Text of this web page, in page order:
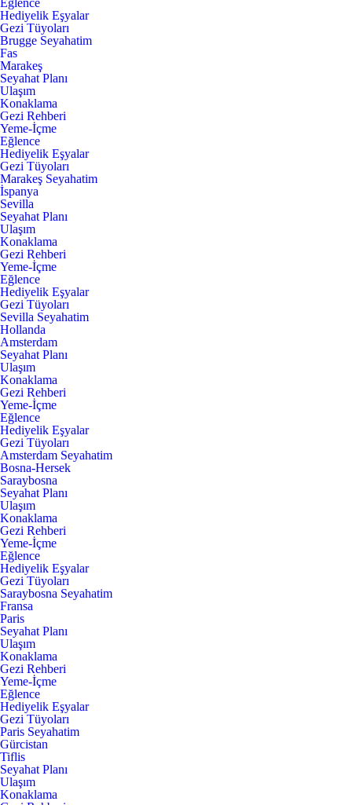
Eğlence
Hediyelik Eşyalar
Gezi Tüyoları
Brugge Seyahatim
Fas
Marakeş
Seyahat Planı
Ulaşım
Konaklama
Gezi Rehberi
Yeme-İçme
Eğlence
Hediyelik Eşyalar
Gezi Tüyoları
Marakeş Seyahatim
İspanya
Sevilla
Seyahat Planı
Ulaşım
Konaklama
Gezi Rehberi
Yeme-İçme
Eğlence
Hediyelik Eşyalar
Gezi Tüyoları
Sevilla Seyahatim
Hollanda
Amsterdam
Seyahat Planı
Ulaşım
Konaklama
Gezi Rehberi
Yeme-İçme
Eğlence
Hediyelik Eşyalar
Gezi Tüyoları
Amsterdam Seyahatim
Bosna-Hersek
Saraybosna
Seyahat Planı
Ulaşım
Konaklama
Gezi Rehberi
Yeme-İçme
Eğlence
Hediyelik Eşyalar
Gezi Tüyoları
Saraybosna Seyahatim
Fransa
Paris
Seyahat Planı
Ulaşım
Konaklama
Gezi Rehberi
Yeme-İçme
Eğlence
Hediyelik Eşyalar
Gezi Tüyoları
Paris Seyahatim
Gürcistan
Tiflis
Seyahat Planı
Ulaşım
Konaklama